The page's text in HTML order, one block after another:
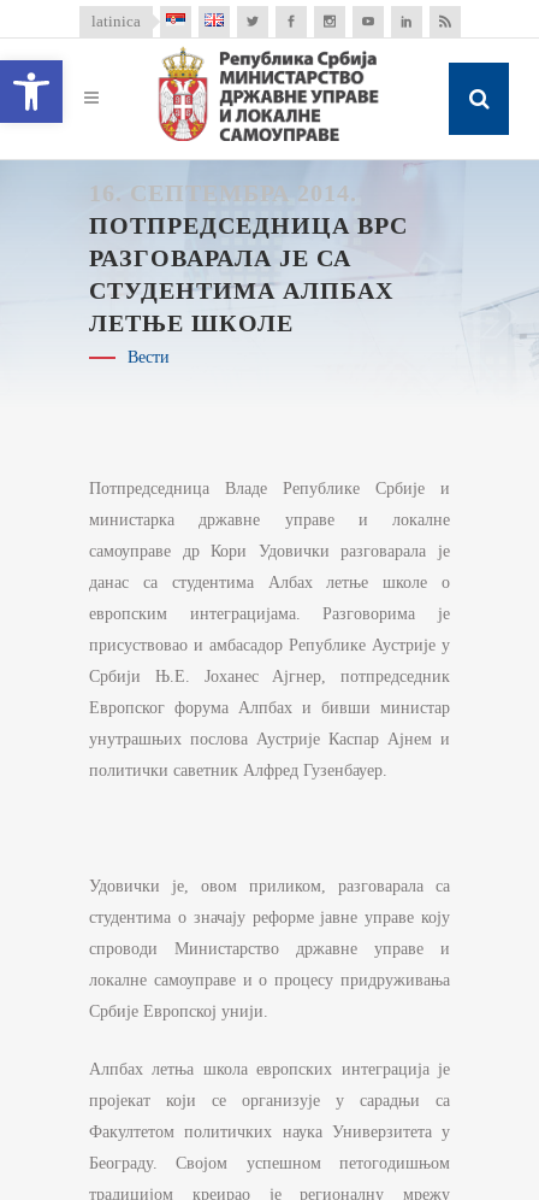
Open toolbar
latinica
16. СЕПТЕМБРА 2014.
ПОТПРЕДСЕДНИЦА ВРС
РАЗГОВАРАЛА ЈЕ СА
СТУДЕНТИМА АЛПБАХ
ЛЕТЊЕ ШКОЛЕ
Вести
Потпредседница Владе Републике Србије и
министарка државне управе и локалне
самоуправе др Кори Удовички разговарала је
данас са студентима Албах летње школе о
европским интеграцијама. Разговорима је
присуствовао и амбасадор Републике Аустрије у
Србији Њ.Е. Јоханес Ајгнер, потпредседник
Европског форума Алпбах и бивши министар
унутрашњих послова Аустрије Каспар Ајнем и
политички саветник Алфред Гузенбауер.
Удовички је, овом приликом, разговарала са
студентима о значају реформе јавне управе коју
спроводи Министарство државне управе и
локалне самоуправе и о процесу придруживања
Србије Европској унији.
Алпбах летња школа европских интеграција је
пројекат који се организује у сарадњи са
Факултетом политичких наука Универзитета у
Београду. Својом успешном петогодишњом
традицијом креирао је регионалну мрежу